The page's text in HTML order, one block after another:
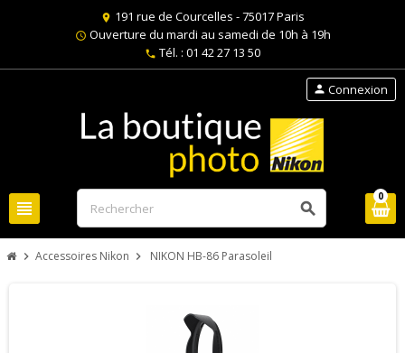
location_on 191 rue de Courcelles - 75017 Paris
schedule Ouverture du mardi au samedi de 10h à 19h
phone Tél. : 01 42 27 13 50
view_headline search
person Connexion
0
chevron_right Accessoires Nikon chevron_right NIKON HB-86 Parasoleil